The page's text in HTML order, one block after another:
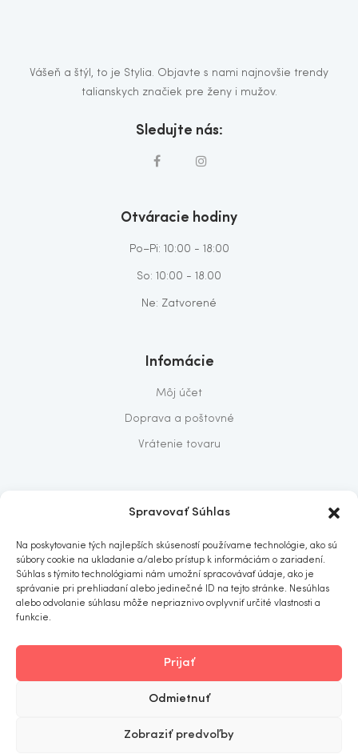
Spravovať Súhlas
Na poskytovanie tých najlepších skúseností používame technológie, ako sú
súbory cookie na ukladanie a/alebo prístup k informáciám o zariadení.
Súhlas s týmito technológiami nám umožní spracovávať údaje, ako je
správanie pri prehliadaní alebo jedinečné ID na tejto stránke. Nesúhlas
alebo odvolanie súhlasu môže nepriaznivo ovplyvniť určité vlastnosti a
funkcie.
Prijať
Odmietnuť
Zobraziť predvoľby
Vášeň a štýl, to je Stylia. Objavte s nami najnovšie trendy
talianskych značiek pre ženy i mužov.
Sledujte nás:
Otváracie hodiny
Po–Pi: 10:00 - 18:00
So: 10:00 - 18.00
Ne: Zatvorené
Infomácie
Môj účet
Doprava a poštovné
Vrátenie tovaru
Predajňa
Kontakt
ITOMNIA . All rights reserved.